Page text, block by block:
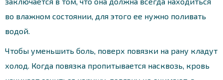
во влажном состоянии, для этого ее нужно поливать
водой.
Чтобы уменьшить боль, поверх повязки на рану кладут
холод. Когда повязка пропитывается насквозь, кровь